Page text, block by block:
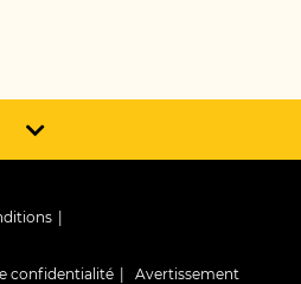
confidentialité Avertissement